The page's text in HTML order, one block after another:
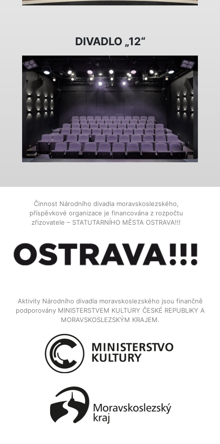
DIVADLO „12“
Činnost Národního divadla moravskoslezského,
příspěvkové organizace je financována z rozpočtu
zřizovatele – STATUTARNÍHO MĚSTA OSTRAVA!!!
Aktivity Národního divadla moravskoslezského jsou finančně
podporovány MINISTERSTVEM KULTURY ČESKÉ REPUBLIKY A
MORAVSKOSLEZSKÝM KRAJEM.